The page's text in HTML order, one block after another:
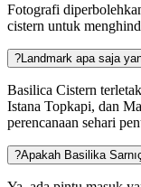
Fotografi
cistern untuk
?Landmark apa saja
Basilica Cistern
Istana Topkapi, dan
perencanaan sehari
?Apakah Basilika